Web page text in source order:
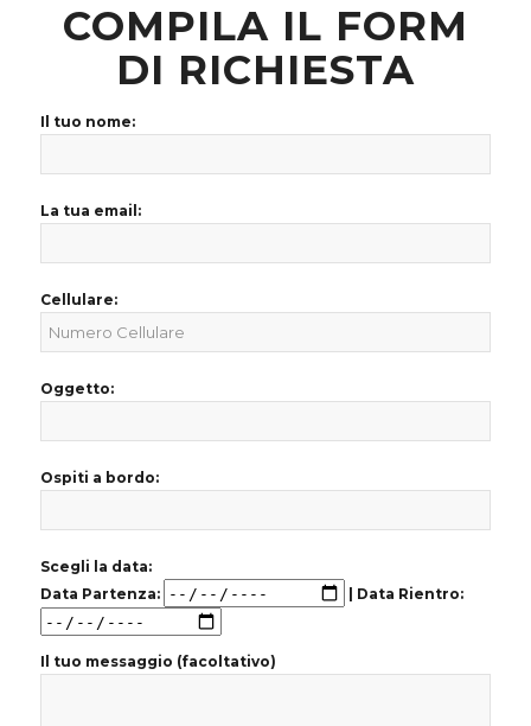
COMPILA IL FORM
DI RICHIESTA
Il tuo nome:
La tua email:
Cellulare:
Oggetto:
Ospiti a bordo:
Scegli la data:
Data Partenza:
| Data Rientro:
Il tuo messaggio (facoltativo)